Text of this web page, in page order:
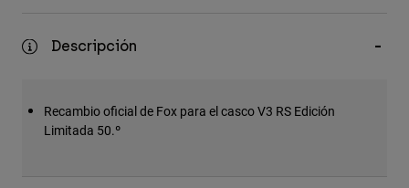
Ver Todo
Gorras y Gorros
Ver todo
Descripción
Recambio oficial de Fox para el casco V3 RS Edición
Limitada 50.º